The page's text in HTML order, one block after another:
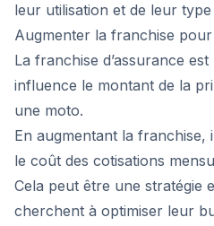
leur utilisation et de leur
Augmenter la franchise
La franchise d’assurance
influence le montant de la
une moto.
En augmentant la franchise,
le coût des cotisations
Cela peut être une stratégie
cherchent à optimiser leur